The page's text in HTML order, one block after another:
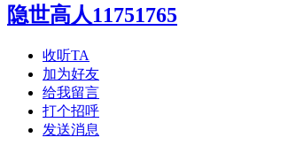
隐世高人11751765
收听TA
加为好友
给我留言
打个招呼
发送消息